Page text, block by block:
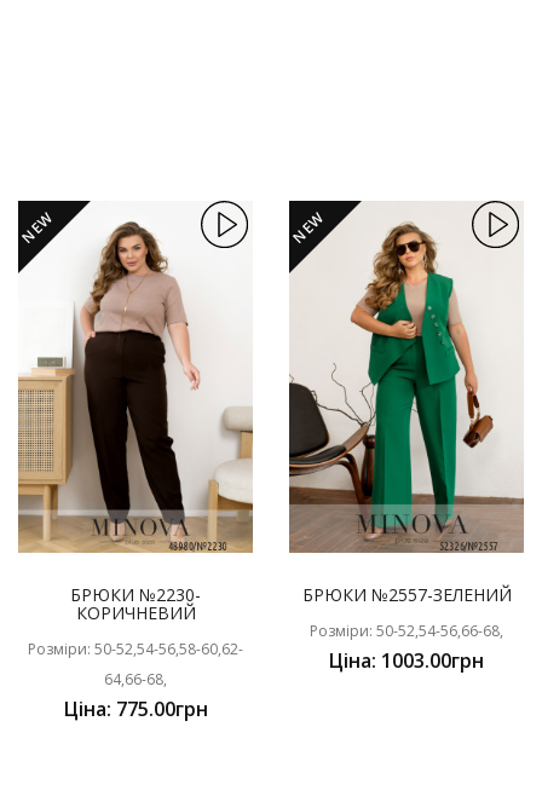
NEW
БРЮКИ №2230-
КОРИЧНЕВИЙ
Розміри: 50-52,54-56,58-60,62-
64,66-68,
Ціна: 775.00грн
NEW
БРЮКИ №2557-ЗЕЛЕНИЙ
Розміри: 50-52,54-56,66-68,
Ціна: 1003.00грн